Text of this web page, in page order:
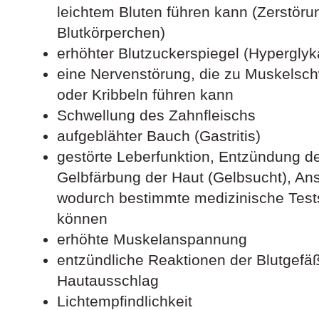
leichtem Bluten führen kann
Blutkörperchen)
erhöhter Blutzuckerspiegel
eine Nervenstörung, die zu
oder Kribbeln führen kann
Schwellung des Zahnfleischs
aufgeblähter Bauch (Gastritis)
gestörte Leberfunktion, Entzündung
Gelbfärbung der Haut (Gelbsucht),
wodurch bestimmte medizinische
können
erhöhte Muskelanspannung
entzündliche Reaktionen der
Hautausschlag
Lichtempfindlichkeit